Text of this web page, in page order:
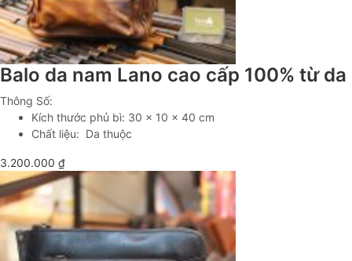
Balo da nam Lano cao cấp 100% từ
Thông Số:
Kích thước phủ bì: 30 x 10 x 40 cm
Chất liệu: Da thuộc
3.200.000 ₫